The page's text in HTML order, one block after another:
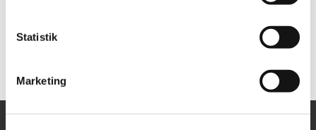
Statistik
Marketing